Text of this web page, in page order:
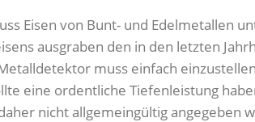
Eisen von Bunt- und Edelmetallen
ausgraben den in den letzten
muss einfach
eine ordentliche Tiefenleistung
nicht allgemeingültig angegeben